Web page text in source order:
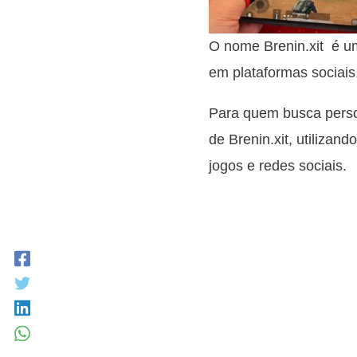
O nome Brenin.xit é
em plataformas
Para quem busca
de Brenin.xit,
jogos e redes sociais.